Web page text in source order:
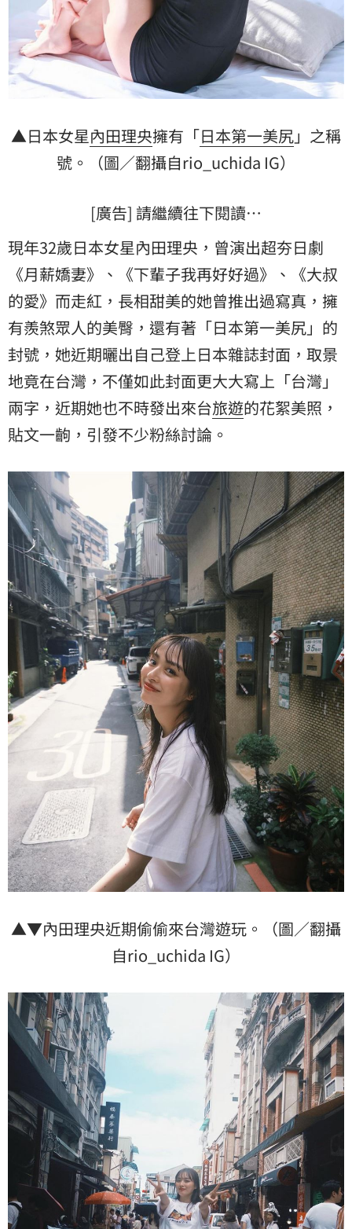
▲日本女星內田理央擁有「日本第一美尻」之稱
號。（圖／翻攝自rio_uchida IG）
[廣告] 請繼續往下閱讀…
現年32歲日本女星內田理央，曾演出超夯日劇
《月薪嬌妻》、《下輩子我再好好過》、《大叔
的愛》而走紅，長相甜美的她曾推出過寫真，擁
有羨煞眾人的美臀，還有著「日本第一美尻」的
封號，她近期曬出自己登上日本雜誌封面，取景
地竟在台灣，不僅如此封面更大大寫上「台灣」
兩字，近期她也不時發出來台旅遊的花絮美照，
貼文一齣，引發不少粉絲討論。
▲▼內田理央近期偷偷來台灣遊玩。（圖／翻攝
自rio_uchida IG）